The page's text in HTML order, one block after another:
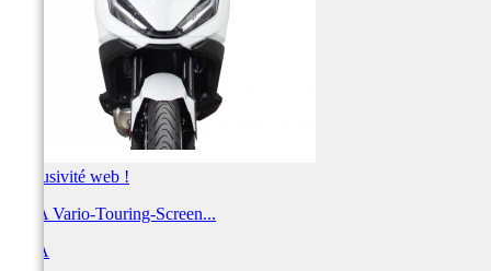
Exclusivité web !
MRA Vario-Touring-Screen...
MRA